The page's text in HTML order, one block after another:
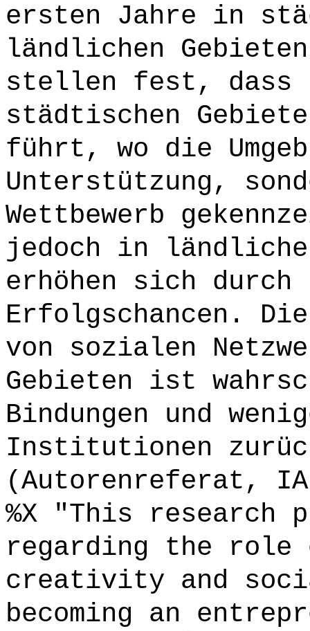
ersten Jahre in
ländlichen
stellen fest,
städtischen
führt, wo die
Unterstützung,
Wettbewerb
jedoch in
erhöhen sich
Erfolgschancen.
von sozialen
Gebieten ist
Bindungen und
Institutionen
(Autorenreferat,
%X "This research
regarding the
creativity and
becoming an